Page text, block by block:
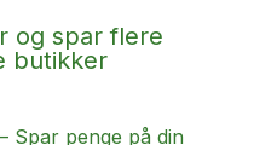
og spar flere
butikker